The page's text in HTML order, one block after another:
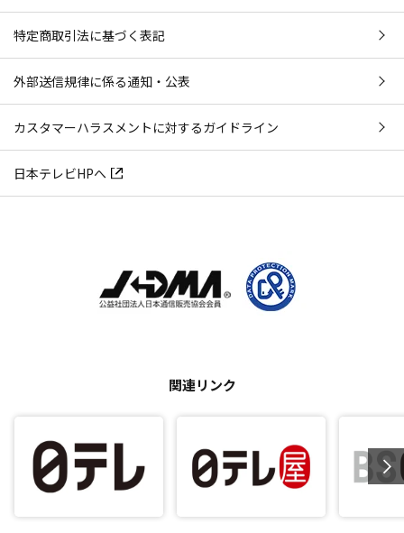
特定商取引法に基づく表記
外部送信規律に係る通知・公表
カスタマーハラスメントに対するガイドライン
日本テレビHPへ
関連リンク